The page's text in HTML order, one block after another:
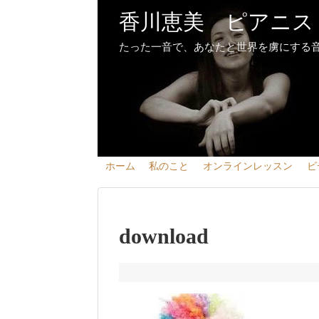
香川恵美 ピアニス
たった一音で、あなたと世界を虜にする
ホーム 私のこと オンラインレッスン
download